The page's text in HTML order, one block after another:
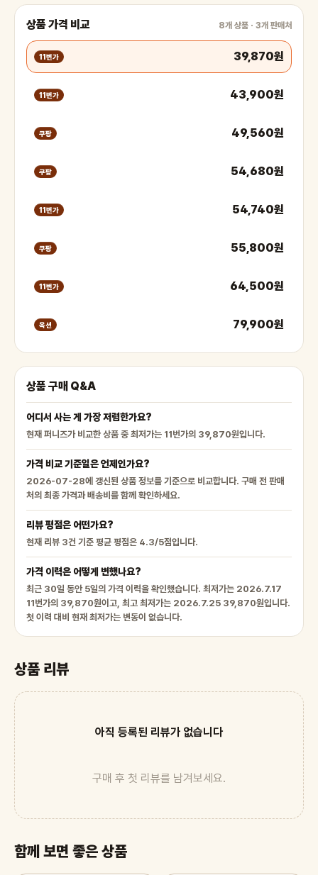
상품 가격 비교 8개 상품 · 3개 판매처
11번가 39,870원
11번가 43,900원
쿠팡 49,560원
쿠팡 54,680원
11번가 54,740원
쿠팡 55,800원
11번가 64,500원
옥션 79,900원
상품 구매 Q&A
어디서 사는 게 가장 저렴한가요?
현재 퍼니즈가 비교한 상품 중 최저가는 11번가의 39,870원입니다.
가격 비교 기준일은 언제인가요?
2026-07-28에 갱신된 상품 정보를 기준으로 비교합니다. 구매 전 판매
처의 최종 가격과 배송비를 함께 확인하세요.
리뷰 평점은 어떤가요?
현재 리뷰 3건 기준 평균 평점은 4.3/5점입니다.
가격 이력은 어떻게 변했나요?
최근 30일 동안 5일의 가격 이력을 확인했습니다. 최저가는 2026.7.17
11번가의 39,870원이고, 최고 최저가는 2026.7.25 39,870원입니다.
첫 이력 대비 현재 최저가는 변동이 없습니다.
상품 리뷰
아직 등록된 리뷰가 없습니다
구매 후 첫 리뷰를 남겨보세요.
함께 보면 좋은 상품